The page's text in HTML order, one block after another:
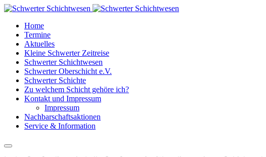
Home
Termine
Aktuelles
Kleine Schwerter Zeitreise
Schwerter Schichtwesen
Schwerter Oberschicht e.V.
Schwerter Schichte
Zu welchem Schicht gehöre ich?
Kontakt und Impressum
Impressum
Nachbarschaftsaktionen
Service & Information